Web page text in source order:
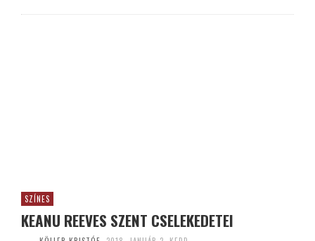
SZÍNES
KEANU REEVES SZENT CSELEKEDETEI